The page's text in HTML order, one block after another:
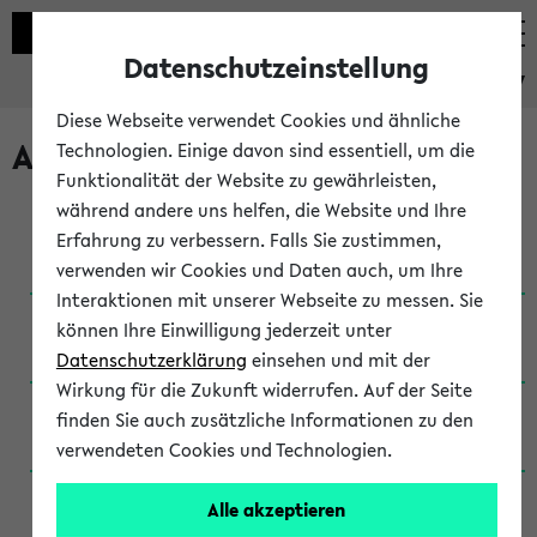
eKVV
Archivierte Studiengänge
Anglistik: British and American Studies / B.A.
(Einschreibung bis WiSe 16/17)
Anglistik: British and American Studies / B.A.
(Einschreibung bis SoSe 2015)
Anglistik: British and American Studies / B.A.
(Einschreibung bis SoSe 2013)
Anglistik: British and American Studies / Ba
(Einschreibung bis SoSe 2011)
Datenschutzeinstellung
Diese Webseite verwendet Cookies und ähnliche
Technologien. Einige davon sind essentiell, um die
Funktionalität der Website zu gewährleisten,
während andere uns helfen, die Website und Ihre
Erfahrung zu verbessern. Falls Sie zustimmen,
verwenden wir Cookies und Daten auch, um Ihre
Interaktionen mit unserer Webseite zu messen. Sie
können Ihre Einwilligung jederzeit unter
Datenschutzerklärung einsehen und mit der
Wirkung für die Zukunft widerrufen. Auf der Seite
finden Sie auch zusätzliche Informationen zu den
verwendeten Cookies und Technologien.
Alle akzeptieren